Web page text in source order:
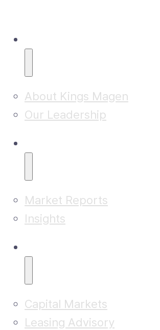
About Kings Magen
Our Leadership
Market Reports
Insights
Capital Markets
Leasing Advisory